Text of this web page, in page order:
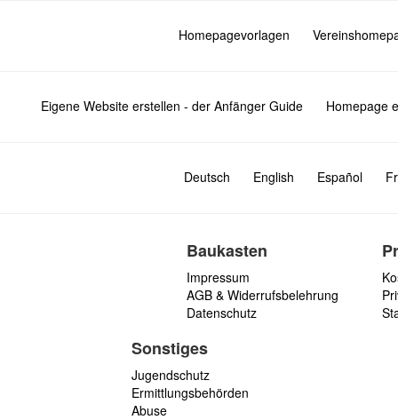
Homepagevorlagen
Eigene Website erstellen - der Anfänger Guide Homepage
Deutsch English Español
Baukasten
Impressum
AGB & Widerrufsbelehrung
Datenschutz
Sonstiges
Jugendschutz
Ermittlungsbehörden
Abuse